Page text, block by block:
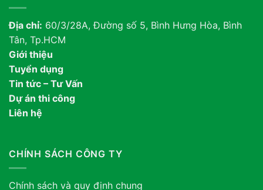
Địa chỉ: 60/3/28A, Đường số 5, Bình Hưng Hòa, Bình
Tân, Tp.HCM
Giới thiệu
Tuyển dụng
Tin tức – Tư Vấn
Dự án thi công
Liên hệ
CHÍNH SÁCH CÔNG TY
Chính sách và quy định chung